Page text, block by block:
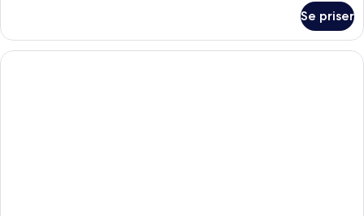
balkong,
delvis
sjøutsikt
Se priser